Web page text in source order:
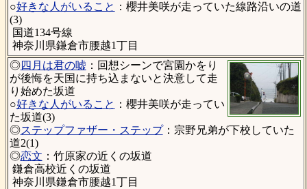
○好きな人がいること ：櫻井美咲が走っていた線路沿いの道
(3)
国道134号線
神奈川県鎌倉市腰越1丁目
◎四月は君の嘘 ：回想シーンで宮園かをり
が後悔を天国に持ち込まないと決意して走
り始めた坂道
○好きな人がいること ：櫻井美咲が走ってい
た坂道(3)
◎ステップファザー・ステップ：宗野兄弟が下校していた
道2(1)
◎恋文 ：竹原家の近くの坂道
鎌倉高校近くの坂道
神奈川県鎌倉市腰越1丁目